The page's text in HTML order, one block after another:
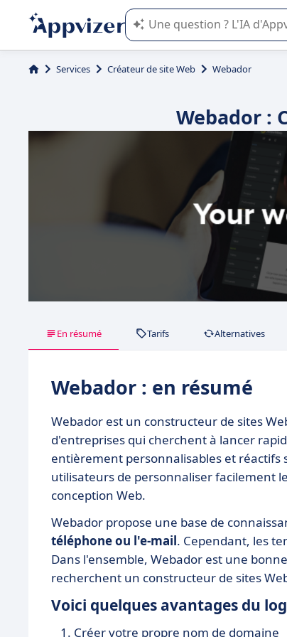
L'IA de Appvizer vous guide
Services Créateur de site Web Webador
Webador :
En résumé Tarifs Alternatives
Webador : en résumé
Webador est un constructeur de sites
d'entreprises qui cherchent à lancer
entièrement personnalisables et réactifs
utilisateurs de personnaliser facilement
conception Web.
Webador propose une base de
téléphone ou l'e-mail. Cependant, les
Dans l'ensemble, Webador est une
recherchent un constructeur de sites
Voici quelques avantages du
Créer votre propre nom de domaine